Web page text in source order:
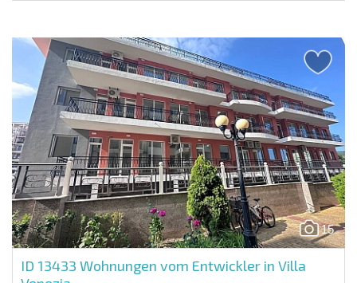
15
ID 13433 Wohnungen vom Entwickler in Villa